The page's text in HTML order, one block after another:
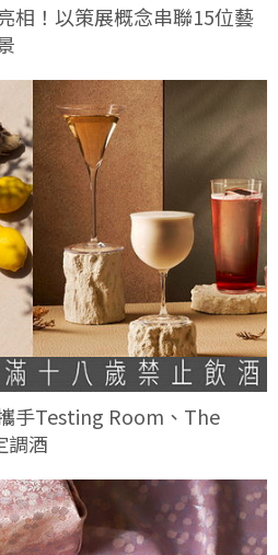
相！以策展概念串聯15位藝
手Testing Room、The
調酒